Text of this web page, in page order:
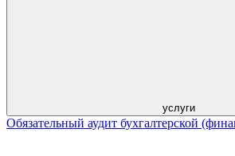
услуги
Обязательный аудит бухгалтерской